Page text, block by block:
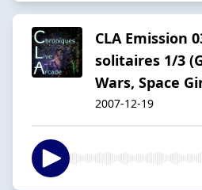
CLA Emission
solitaires 1/3
Wars, Space
2007-12-19